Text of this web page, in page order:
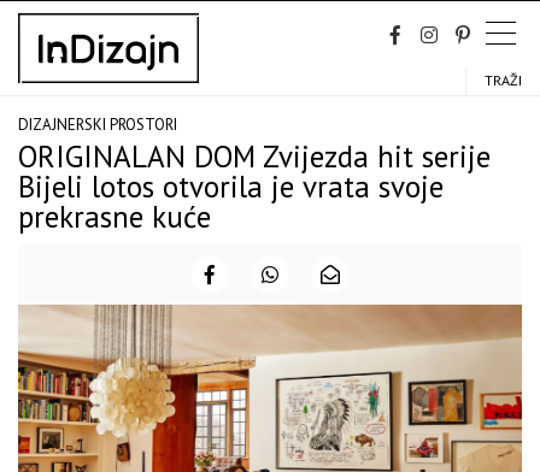
Skip
content
TRAŽI
DIZAJNERSKI PROSTORI
ORIGINALAN DOM Zvijezda hit serije
Bijeli lotos otvorila je vrata svoje
prekrasne kuće